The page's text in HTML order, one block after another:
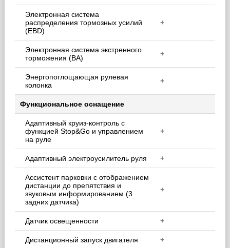
Электронная система
распределения тормозных усилий
(EBD)
+
Электронная система экстренного
торможения (BA)
+
Энергопоглощающая рулевая
колонка
+
Функциональное оснащение
Адаптивный круиз-контроль с
функцией Stop&Go и управлением
на руле
+
Адаптивный электроусилитель руля +
Ассистент парковки с отображением
дистанции до препятствия и
звуковым информированием (3
задних датчика)
+
Датчик освещенности +
Дистанционный запуск двигателя +